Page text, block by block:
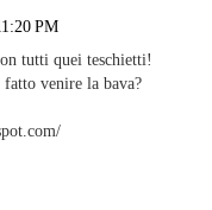
PM
tutti quei teschietti!
venire la bava?